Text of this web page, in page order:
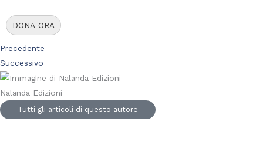
DONA ORA
Precedente
Successivo
Nalanda Edizioni
Tutti gli articoli di questo autore